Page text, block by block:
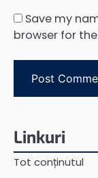
Save my
browser for
Linkuri
Tot conținutul